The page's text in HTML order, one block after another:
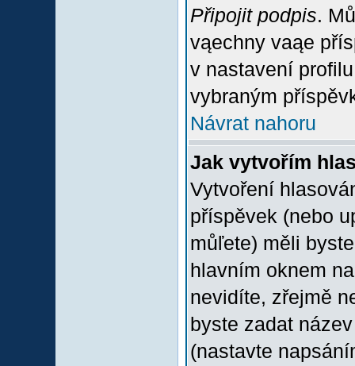
Připojit podpis.
vąechny vaąe
v nastavení
vybraným
Návrat nahoru
Jak vytvořím
Vytvoření
příspěvek (nebo
můľete) měli
hlavním oknem
nevidíte, zřejmě
byste zadat
(nastavte